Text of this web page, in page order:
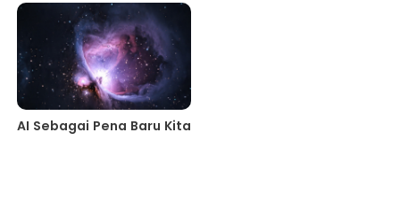
AI Sebagai Pena Baru Kita